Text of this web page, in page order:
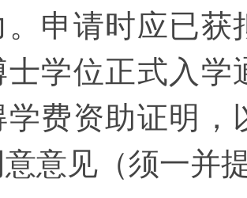
。申请时应已获
士学位正式入学
学费资助证明，
意见（须一并